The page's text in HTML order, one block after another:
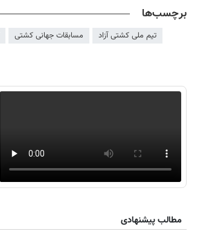
برچسب‌ها
تیم ملی کشتی آزاد مسابقات جهانی کشتی
مطالب پیشنهادی